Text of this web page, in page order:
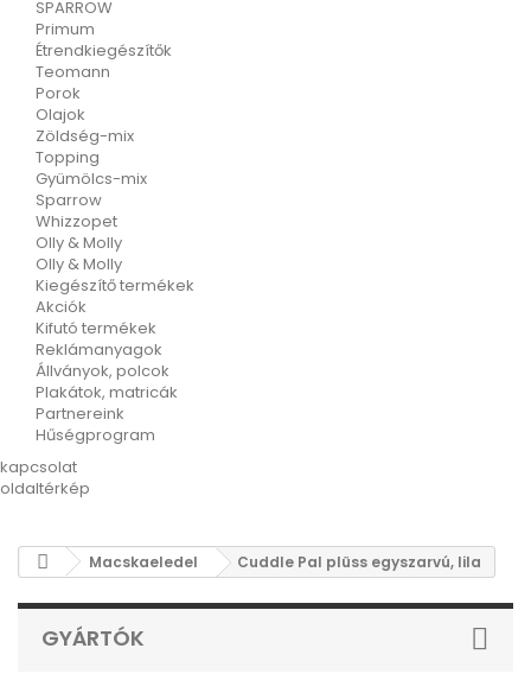
SPARROW
Primum
Étrendkiegészítők
Teomann
Porok
Olajok
Zöldség-mix
Topping
Gyümölcs-mix
Sparrow
Whizzopet
Olly & Molly
Olly & Molly
Kiegészítő termékek
Akciók
Kifutó termékek
Reklámanyagok
Állványok, polcok
Plakátok, matricák
Partnereink
Hűségprogram
kapcsolat
oldaltérkép
Macskaeledel Cuddle Pal plüss egyszarvú, lila
GYÁRTÓK